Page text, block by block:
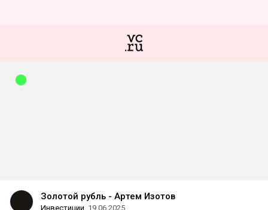
Золотой рубль - Артем Изотов
Инвестиции 19.06.2025